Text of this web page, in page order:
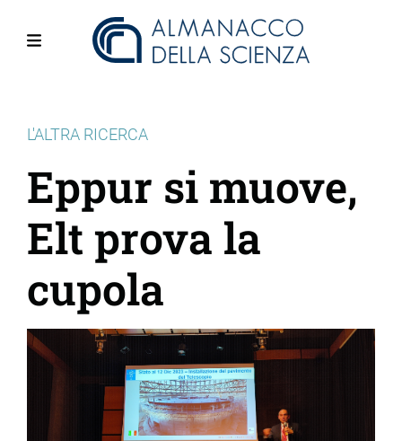
L'ALTRA RICERCA
Eppur si muove,
Elt prova la
cupola